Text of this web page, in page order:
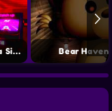
Freddy Fazbear’s Pizzeria Simulator Bear Haven